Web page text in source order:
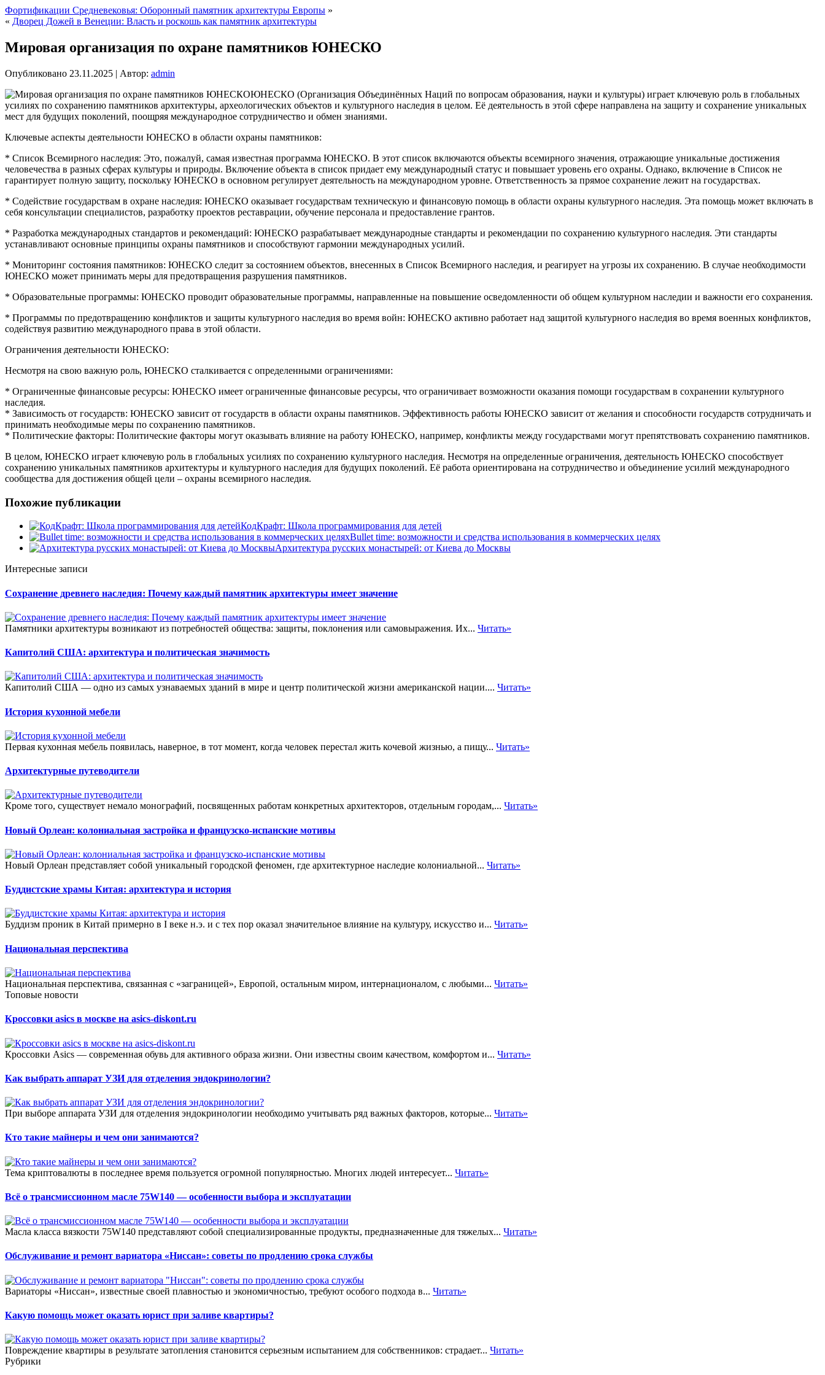
Фортификации Средневековья: Оборонный памятник архитектуры Европы »
« Дворец Дожей в Венеции: Власть и роскошь как памятник архитектуры
Мировая организация по охране памятников ЮНЕСКО
Опубликовано 23.11.2025 | Автор: admin
ЮНЕСКО (Организация Объединённых Наций по вопросам образования, науки и культуры) играет ключевую роль в глобальных
усилиях по сохранению памятников архитектуры, археологических объектов и культурного наследия в целом. Её деятельность в этой сфере направлена на защиту и сохранение уникальных
мест для будущих поколений, поощряя международное сотрудничество и обмен знаниями.
Ключевые аспекты деятельности ЮНЕСКО в области охраны памятников:
* Список Всемирного наследия: Это, пожалуй, самая известная программа ЮНЕСКО. В этот список включаются объекты всемирного значения, отражающие уникальные достижения
человечества в разных сферах культуры и природы. Включение объекта в список придает ему международный статус и повышает уровень его охраны. Однако, включение в Список не
гарантирует полную защиту, поскольку ЮНЕСКО в основном регулирует деятельность на международном уровне. Ответственность за прямое сохранение лежит на государствах.
* Содействие государствам в охране наследия: ЮНЕСКО оказывает государствам техническую и финансовую помощь в области охраны культурного наследия. Эта помощь может включать в
себя консультации специалистов, разработку проектов реставрации, обучение персонала и предоставление грантoв.
* Разработка международных стандартов и рекомендаций: ЮНЕСКО разрабатывает международные стандарты и рекомендации по сохранению культурного наследия. Эти стандарты
устанавливают основные принципы охраны памятников и способствуют гармонии международных усилий.
* Мониторинг состояния памятников: ЮНЕСКО следит за состоянием объектов, внесенных в Список Всемирного наследия, и реагирует на угрозы их сохранению. В случае необходимости
ЮНЕСКО может принимать меры для предотвращения разрушения памятников.
* Образовательные программы: ЮНЕСКО проводит образовательные программы, направленные на повышение осведомленности об общем культурном наследии и важности его сохранения.
* Программы по предотвращению конфликтов и защиты культурного наследия во время войн: ЮНЕСКО активно работает над защитой культурного наследия во время военных конфликтов,
содействуя развитию международного права в этой области.
Ограничения деятельности ЮНЕСКО:
Несмотря на свою важную роль, ЮНЕСКО сталкивается с определенными ограничениями:
* Ограниченные финансовые ресурсы: ЮНЕСКО имеет ограниченные финансовые ресурсы, что ограничивает возможности оказания помощи государствам в сохранении культурного
наследия.
* Зависимость от государств: ЮНЕСКО зависит от государств в области охраны памятников. Эффективность работы ЮНЕСКО зависит от желания и способности государств сотрудничать и
принимать необходимые меры по сохранению памятников.
* Политические факторы: Политические факторы могут оказывать влияние на работу ЮНЕСКО, например, конфликты между государствами могут препятствовать сохранению памятников.
В целом, ЮНЕСКО играет ключевую роль в глобальных усилиях по сохранению культурного наследия. Несмотря на определенные ограничения, деятельность ЮНЕСКО способствует
сохранению уникальных памятников архитектуры и культурного наследия для будущих поколений. Её работа ориентирована на сотрудничество и объединение усилий международного
сообщества для достижения общей цели – охраны всемирного наследия.
Похожие публикации
КодКрафт: Школа программирования для детей
Bullet time: возможности и средства использования в коммерческих целях
Архитектура русских монастырей: от Киева до Москвы
Интересные записи
Сохранение древнего наследия: Почему каждый памятник архитектуры имеет значение
Памятники архитектуры возникают из потребностей общества: защиты, поклонения или самовыражения. Их... Читать»
Капитолий США: архитектура и политическая значимость
Капитолий США — одно из самых узнаваемых зданий в мире и центр политической жизни американской нации.... Читать»
История кухонной мебели
Первая кухонная мебель появилась, наверное, в тот момент, когда человек перестал жить кочевой жизнью, а пищу... Читать»
Архитектурные путеводители
Кроме того, существует немало монографий, посвященных работам конкретных архитекторов, отдельным городам,... Читать»
Новый Орлеан: колониальная застройка и французско-испанские мотивы
Новый Орлеан представляет собой уникальный городской феномен, где архитектурное наследие колониальной... Читать»
Буддистские храмы Китая: архитектура и история
Буддизм проник в Китай примерно в I веке н.э. и с тех пор оказал значительное влияние на культуру, искусство и... Читать»
Национальная перспектива
Национальная перспектива, связанная с «заграницей», Европой, остальным миром, интернационалом, с любыми... Читать»
Топовые новости
Кроссовки asics в москве на asics-diskont.ru
Кроссовки Asics — современная обувь для активного образа жизни. Они известны своим качеством, комфортом и... Читать»
Как выбрать аппарат УЗИ для отделения эндокринологии?
При выборе аппарата УЗИ для отделения эндокринологии необходимо учитывать ряд важных факторов, которые... Читать»
Кто такие майнеры и чем они занимаются?
Тема криптовалюты в последнее время пользуется огромной популярностью. Многих людей интересует... Читать»
Всё о трансмиссионном масле 75W140 — особенности выбора и эксплуатации
Масла класса вязкости 75W140 представляют собой специализированные продукты, предназначенные для тяжелых... Читать»
Обслуживание и ремонт вариатора «Ниссан»: советы по продлению срока службы
Вариаторы «Ниссан», известные своей плавностью и экономичностью, требуют особого подхода в... Читать»
Какую помощь может оказать юрист при заливе квартиры?
Повреждение квартиры в результате затопления становится серьезным испытанием для собственников: страдает... Читать»
Рубрики